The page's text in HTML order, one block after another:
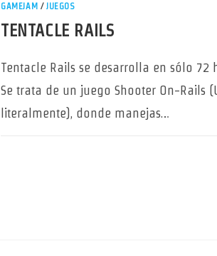
GAMEJAM /JUEGOS
TENTACLE RAILS
Tentacle Rails se desarrolla en sólo
Se trata de un juego Shooter On-Rails
literalmente), donde manejas…